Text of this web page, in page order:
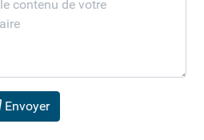
Envoyer